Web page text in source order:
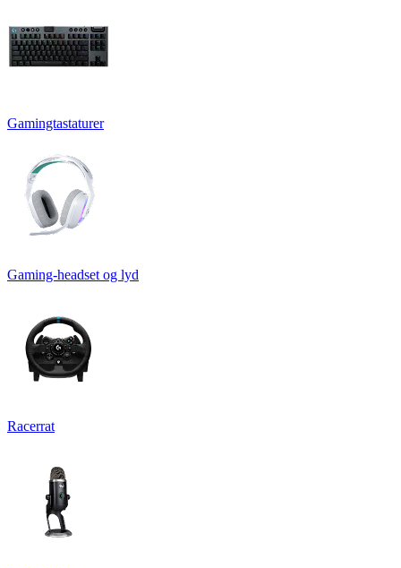
Gamingtastaturer
Gaming-headset og lyd
Racerrat